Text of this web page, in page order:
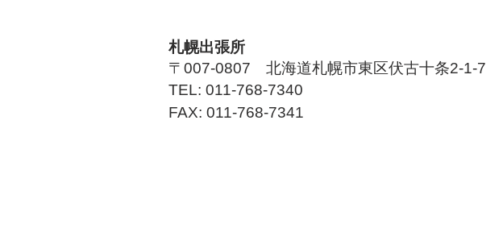
札幌出張所​
〒007-0807 北海道札幌市東区伏古十条2-1-7
TEL: 011-768-7340
FAX: 011-768-7341